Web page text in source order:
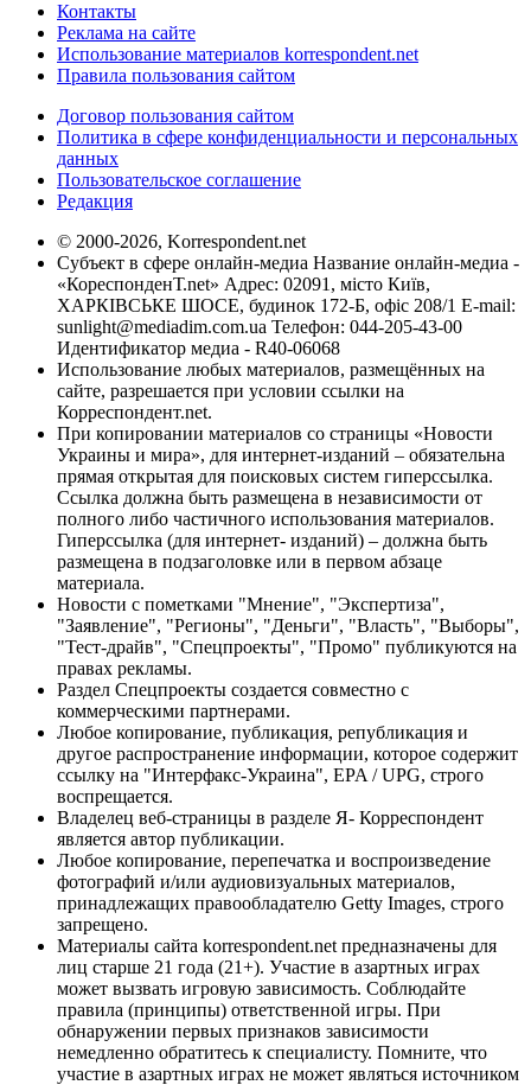
Контакты
Реклама на сайте
Использование материалов korrespondent.net
Правила пользования сайтом
Договор пользования сайтом
Политика в сфере конфиденциальности и персональных
данных
Пользовательское соглашение
Редакция
© 2000-2026, Korrespondent.net
Субъект в сфере онлайн-медиа Название онлайн-медиа -
«КореспонденТ.net» Адрес: 02091, місто Київ,
ХАРКІВСЬКЕ ШОСЕ, будинок 172-Б, офіс 208/1 E-mail:
sunlight@mediadim.com.ua Телефон: 044-205-43-00
Идентификатор медиа - R40-06068
Использование любых материалов, размещённых на
сайте, разрешается при условии ссылки на
Корреспондент.net.
При копировании материалов со страницы «Новости
Украины и мира», для интернет-изданий – обязательна
прямая открытая для поисковых систем гиперссылка.
Ссылка должна быть размещена в независимости от
полного либо частичного использования материалов.
Гиперссылка (для интернет- изданий) – должна быть
размещена в подзаголовке или в первом абзаце
материала.
Новости с пометками "Мнение", "Экспертиза",
"Заявление", "Регионы", "Деньги", "Власть", "Выборы",
"Тест-драйв", "Спецпроекты", "Промо" публикуются на
правах рекламы.
Раздел Спецпроекты создается совместно с
коммерческими партнерами.
Любое копирование, публикация, републикация и
другое распространение информации, которое содержит
ссылку на "Интерфакс-Украина", EPA / UPG, строго
воспрещается.
Владелец веб-страницы в разделе Я- Корреспондент
является автор публикации.
Любое копирование, перепечатка и воспроизведение
фотографий и/или аудиовизуальных материалов,
принадлежащих правообладателю Getty Images, строго
запрещено.
Материалы сайта korrespondent.net предназначены для
лиц старше 21 года (21+). Участие в азартных играх
может вызвать игровую зависимость. Соблюдайте
правила (принципы) ответственной игры. При
обнаружении первых признаков зависимости
немедленно обратитесь к специалисту. Помните, что
участие в азартных играх не может являться источником